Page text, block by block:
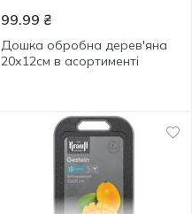
99.99 ₴
Дошка обробна дерев'яна
20х12см в асортименті